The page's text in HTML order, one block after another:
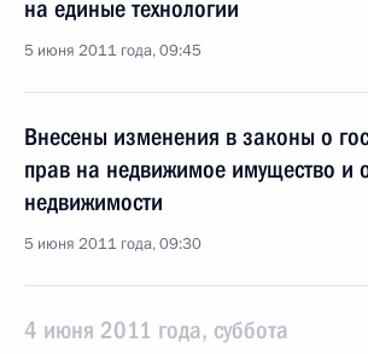
на единые технологии
5 июня 2011 года, 09:45
Внесены изменения в законы о
прав на недвижимое имущество и
недвижимости
5 июня 2011 года, 09:30
4 июня 2011 года, суббота